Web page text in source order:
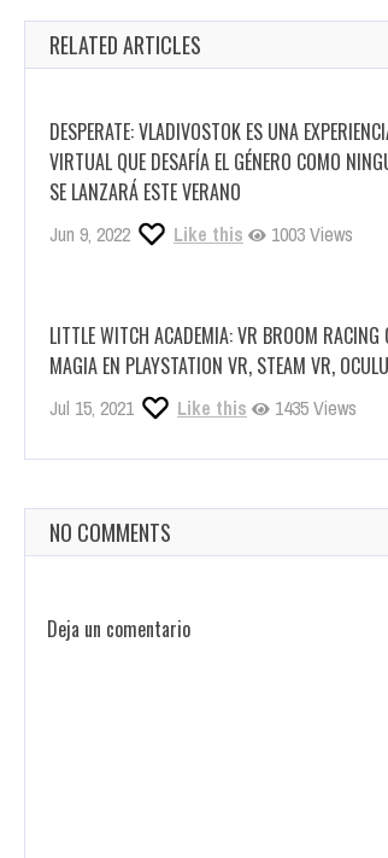
HORARIO PARA EL NUEVO
Ynderberg Capellan
Me encantan los video
RELATED ARTICLES
VIRTUAL QUE DESAFÍA EL GÉNERO COMO
SE LANZARÁ ESTE VERANO